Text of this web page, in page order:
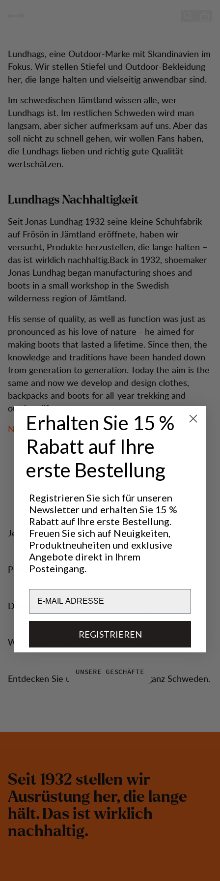
Lundhags, eine Outdoor-Marke mit Skandinavien im
Fokus. Wir stellen Stiefel und Outdoor-Bekleidung
her, die lange halten und vielseitig anwendbar sind.
Im schwedischen Jämtland wissen alle, wer
Lundhags ist. Im restlichen Schweden wird man
langsam, aber sicher aufmerksam auf uns. Aber das
soll nicht zu schnell gehen, wir wollen Fans haben,
die Lundhags lieben und richtig gute Qualität
wertschätzen.
Lundhags Nachhaltigkeit
Seit Jonas Lundhag 1932 seine kleine Schuhfabrik
auf Frösön in Jämtland eröffnete, haben wir
versucht, Produkte herzustellen, die lange halten –
das ist wirklich nachhaltig.Back in 1932, shoemaker
Jonas Lundhag began manufacturing shoes and
boots in a small workshop in the Swedish
wilderness region of Jämtland.
His sense of quality, as well as function was just as
pronounced as his love of nature - he aimed for
making boots that lasted a lifetime. Since then, the
knowledge and traditions have been handed down
from generation to generation. Today the aim is the
same and now we develop and design clothes,
backpacks and boots for all-year trekking and
outdoor life.
Nachhaltig
LERNEN SIE LUNDHAGS KENNEN
Jede Reise beginnt mit einem Schritt.
MISSION & VISION
Produkte, die ein Leben lang halten.
OUR HISTORY
Discover the story about Lundhags
90 JAHRE
Wir feiern 90 Jahre – 1932 bis 2022.
UNSERE GESCHÄFTE
Entdecken Sie unsere Geschäfte in ganz Schweden.
Seit 1932 stellen wir
Ausrüstung her, die lange
hält. Das ist wirklich
nachhaltig.
Erhalten Sie 15 %
Rabatt auf Ihre
erste Bestellung
Registrieren Sie sich für unseren
Newsletter und erhalten Sie 15 %
Rabatt auf Ihre erste Bestellung.
Freuen Sie sich auf Neuigkeiten,
Produktneuheiten und exklusive
Angebote direkt in Ihrem
Posteingang.
REGISTRIEREN